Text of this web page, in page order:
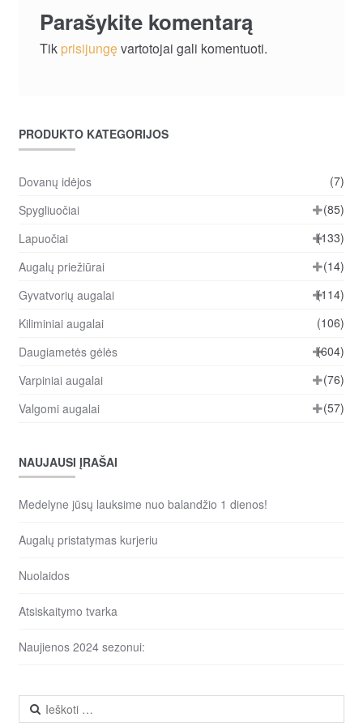
Parašykite komentarą
Tik prisijungęvartotojai gali komentuoti.
PRODUKTO KATEGORIJOS
Dovanų idėjos
(7)
Spygliuočiai
(85)
Lapuočiai
(133)
Augalų priežiūrai
(14)
Gyvatvorių augalai
(114)
Kiliminiai augalai
(106)
Daugiametės gėlės
(604)
Varpiniai augalai
(76)
Valgomi augalai
(57)
NAUJAUSI ĮRAŠAI
Medelyne jūsų lauksime nuo balandžio 1 dienos!
Augalų pristatymas kurjeriu
Nuolaidos
Atsiskaitymo tvarka
Naujienos 2024 sezonui:
Ieškoti: